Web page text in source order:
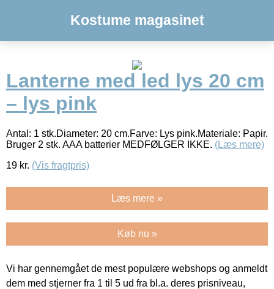
Kostume magasinet
Lanterne med led lys 20 cm
– lys pink
Antal: 1 stk.Diameter: 20 cm.Farve: Lys pink.Materiale: Papir.
Bruger 2 stk. AAA batterier MEDFØLGER IKKE. (Læs mere)
19 kr. (Vis fragtpris)
Læs mere »
Køb nu »
Vi har gennemgået de mest populære webshops og anmeldt
dem med stjerner fra 1 til 5 ud fra bl.a. deres prisniveau,